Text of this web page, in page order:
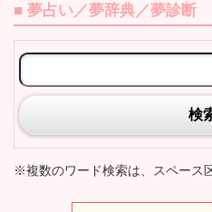
■ 夢占い／夢辞典／夢診断
検
※複数のワード検索は、スペース